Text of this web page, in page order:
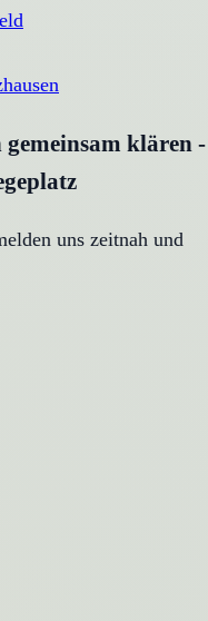
klären -
uns zeitnah und